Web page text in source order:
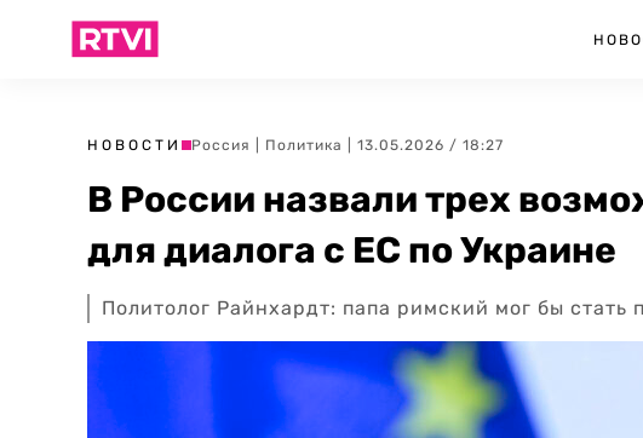
НОВОСТИ Россия Политика | 13.05.2026 / 18:27
В России назвали трех
для диалога с ЕС по Украине
Политолог Райнхардт: папа римский мог бы